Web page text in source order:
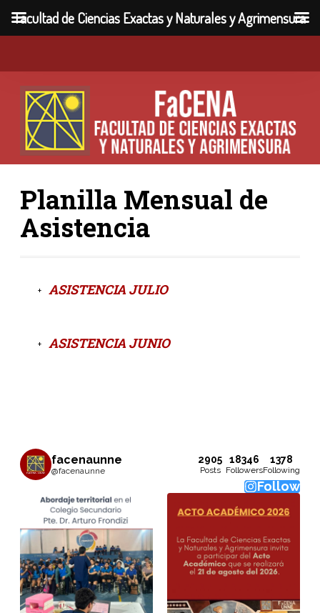
Planilla Mensual de
Asistencia
ASISTENCIA JULIO
ASISTENCIA JUNIO
facenaunne
@facenaunne
2905
Posts
18346
Followers
1378
Following
Follow
Facultad de Ciencias Exactas y Naturales y Agrimensura